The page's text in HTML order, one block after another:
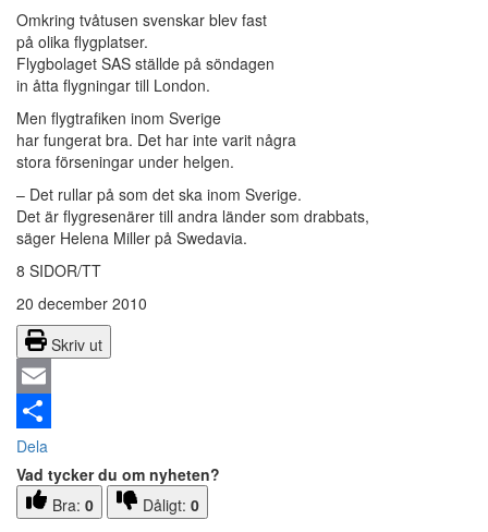
Omkring tvåtusen svenskar blev fast
på olika flygplatser.
Flygbolaget SAS ställde på söndagen
in åtta flygningar till London.
Men flygtrafiken inom Sverige
har fungerat bra. Det har inte varit några
stora förseningar under helgen.
– Det rullar på som det ska inom Sverige.
Det är flygresenärer till andra länder som drabbats,
säger Helena Miller på Swedavia.
8 SIDOR/TT
20 december 2010
Skriv ut
Email
Dela
Vad tycker du om nyheten?
Bra: 0 Dåligt: 0